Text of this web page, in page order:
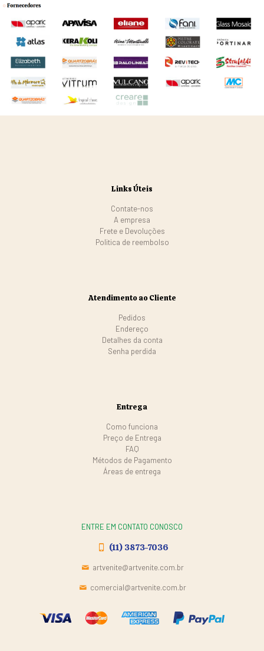
Links Úteis
Contate-nos
A empresa
Frete e Devoluções
Politica de reembolso
Atendimento ao Cliente
Pedidos
Endereço
Detalhes da conta
Senha perdida
Entrega
Como funciona
Preço de Entrega
FAQ
Métodos de Pagamento
Áreas de entrega
ENTRE EM CONTATO CONOSCO
(11) 3873-7036
artvenite@artvenite.com.br
comercial@artvenite.com.br